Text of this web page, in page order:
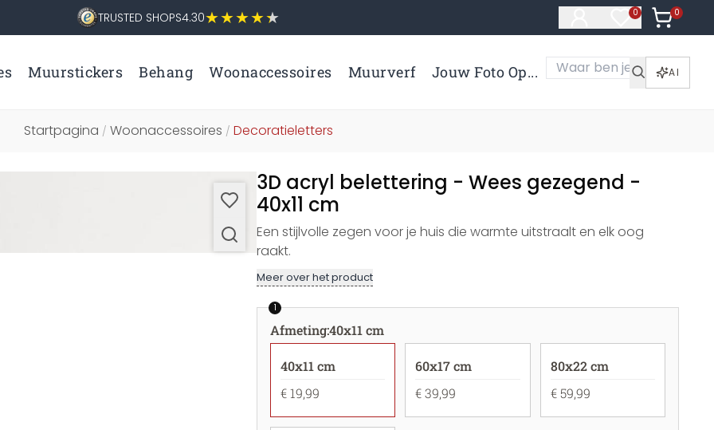
TRUSTED SHOPS4.30 0
Artikelen in
0
Artikelen
Muurstickers Behang Woonaccessoires Muurverf Jouw Foto Op... AI
Startpagina / Woonaccessoires / Decoratieletters
3D acryl belettering - Wees gezegend -
40x11 cm
Een stijlvolle zegen voor je huis die warmte uitstraalt en elk oog
raakt.
Meer over het product
1
Afmeting:40x11 cm
40x11 cm
€ 19,99
60x17 cm
€ 39,99
80x22 cm
€ 59,99